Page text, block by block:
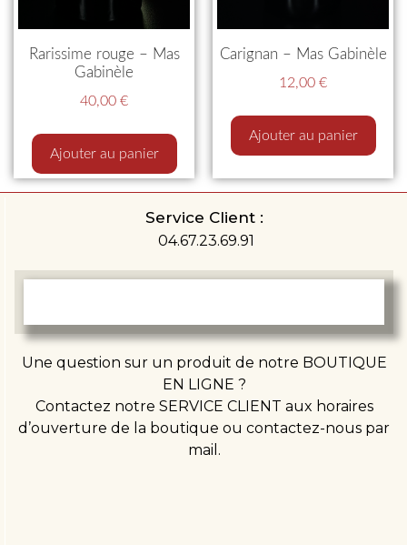
Rarissime rouge – Mas
Gabinèle
40,00 €
Ajouter au panier
Carignan – Mas Gabinèle
12,00 €
Ajouter au panier
Une question sur un produit de notre BOUTIQUE
EN LIGNE ?
Contactez notre SERVICE CLIENT aux horaires
d’ouverture de la boutique ou contactez-nous par
mail.
Service Client :
04.67.23.69.91